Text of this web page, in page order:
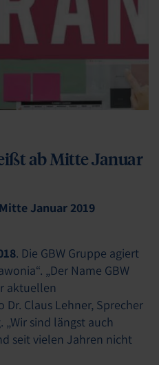
ab Mitte Januar
Januar 2019
. Die GBW Gruppe agiert
„Der Name GBW
aktuellen
Dr. Claus Lehner, Sprecher
„Wir sind längst auch
seit vielen Jahren nicht